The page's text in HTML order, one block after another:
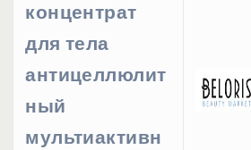
концентрат
для тела
антицеллюлит
ный
мультиактивн